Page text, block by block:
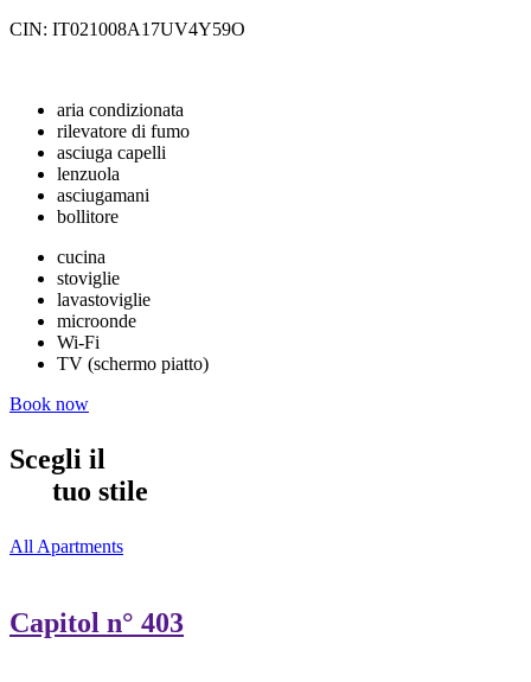
CIN: IT021008A17UV4Y59O
aria condizionata
rilevatore di fumo
asciuga capelli
lenzuola
asciugamani
bollitore
cucina
stoviglie
lavastoviglie
microonde
Wi-Fi
TV (schermo piatto)
Book now
Scegli il
tuo stile
All Apartments
Capitol n° 403